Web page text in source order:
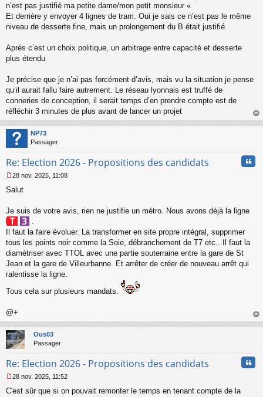
n’est pas justifié ma petite dame/mon petit monsieur «
Et derrière y envoyer 4 lignes de tram. Oui je sais ce n’est pas le même
niveau de desserte fine, mais un prolongement du B était justifié.
Après c’est un choix politique, un arbitrage entre capacité et desserte
plus étendu
Je précise que je n’ai pas forcément d’avis, mais vu la situation je pense
qu’il aurait fallu faire autrement. Le réseau lyonnais est truffé de
conneries de conception, il serait temps d’en prendre compte est de
réfléchir 3 minutes de plus avant de lancer un projet
au
NP73
Passager
Re: Election 2026 - Propositions des candidats
e
s
a
g
e
n
o
n
l
u
28 nov. 2025, 11:08
Salut
Je suis de votre avis, rien ne justifie un métro. Nous avons déjà la ligne
Il faut la faire évoluer. La transformer en site propre intégral, supprimer
tous les points noir comme la Soie, débranchement de T7 etc.. Il faut la
diamètriser avec TTOL avec une partie souterraine entre la gare de St
Jean et la gare de Villeurbanne. Et arrêter de créer de nouveau arrêt qui
ralentisse la ligne.
Tous cela sur plusieurs mandats.
@+
au
Ous03
Passager
Re: Election 2026 - Propositions des candidats
e
28 nov. 2025, 11:52
C'est sûr que si on pouvait remonter le temps en tenant compte de la